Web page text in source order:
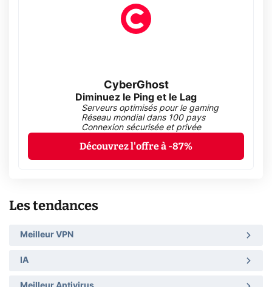
CyberGhost
Diminuez le Ping et le Lag
Serveurs optimisés pour le gaming
Réseau mondial dans 100 pays
Connexion sécurisée et privée
Découvrez l'offre à -87%
Les tendances
Meilleur VPN
IA